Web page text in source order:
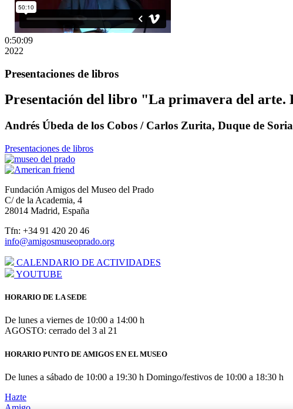
0:50:09
2022
Presentaciones de libros
Presentación del libro "La primavera del arte.
Andrés Úbeda de los Cobos / Carlos Zurita, Duque de
Presentaciones de libros
Fundación Amigos del Museo del Prado
C/ de la Academia, 4
28014 Madrid, España
Tfn: +34 91 420 20 46
info@amigosmuseoprado.org
CALENDARIO DE ACTIVIDADES
YOUTUBE
HORARIO DE LA SEDE
De lunes a viernes de 10:00 a 14:00 h
AGOSTO: cerrado del 3 al 21
HORARIO PUNTO DE AMIGOS EN EL MUSEO
De lunes a sábado de 10:00 a 19:30 h Domingo/festivos de 10:00 a 18:30 h
Hazte